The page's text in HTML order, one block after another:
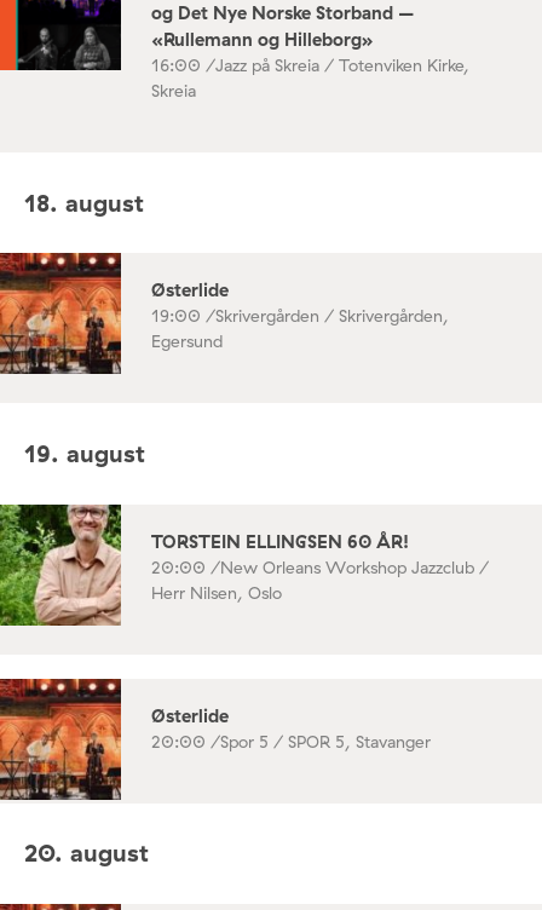
og Det Nye Norske Storband –
«Rullemann og Hilleborg»
16:00 /Jazz på Skreia / Totenviken Kirke,
Skreia
18. august
Østerlide
19:00 /Skrivergården / Skrivergården,
Egersund
19. august
TORSTEIN ELLINGSEN 60 ÅR!
20:00 /New Orleans Workshop Jazzclub /
Herr Nilsen, Oslo
Østerlide
20:00 /Spor 5 / SPOR 5, Stavanger
20. august